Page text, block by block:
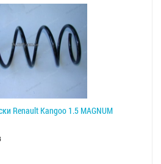
Renault Kangoo 1.5 MAGNUM